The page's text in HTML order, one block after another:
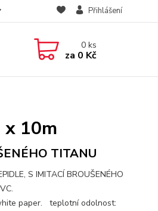
Přihlášení
0ks
za 0 Kč
x 10m
TITANU
S IMITACÍ BROUŠENÉHO
paper. teplotní odolnost: